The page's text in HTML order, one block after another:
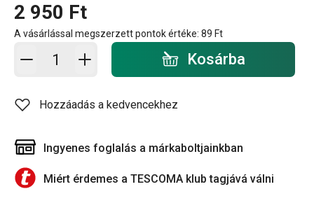
2 950 Ft
A vásárlással megszerzett pontok értéke: 89 Ft
Kosárba - mennyiség Kosárba
Hozzáadás a kedvencekhez
Ingyenes foglalás a márkaboltjainkban
Miért érdemes a TESCOMA klub tagjává válni